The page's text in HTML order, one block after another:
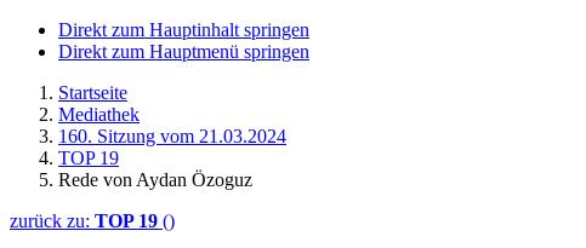
Direkt zum Hauptinhalt springen
Direkt zum Hauptmenü springen
Startseite
Mediathek
160. Sitzung vom 21.03.2024
TOP 19
Rede von Aydan Özoguz
zurück zu: TOP 19 ()